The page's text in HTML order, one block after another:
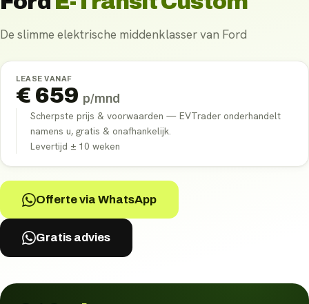
De slimme elektrische middenklasser van Ford
LEASE VANAF
€ 659 p/mnd
Scherpste prijs & voorwaarden — EVTrader onderhandelt
namens u, gratis & onafhankelijk.
Levertijd ± 10 weken
Offerte via WhatsApp
Gratis advies